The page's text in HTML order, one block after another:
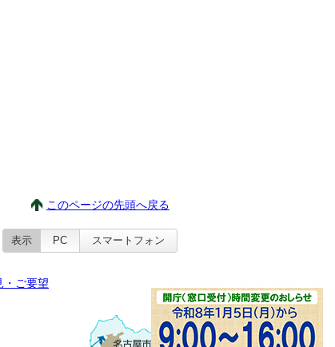
このページの先頭へ戻る
表示 PC スマートフォン
・ご要望